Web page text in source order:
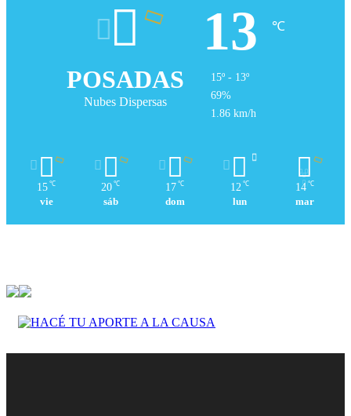
POSADAS
Nubes Dispersas
13 ℃
15º - 13º
69%
1.86 km/h
15 ℃
vie
20 ℃
sáb
17 ℃
dom
12 ℃
lun
14 ℃
mar